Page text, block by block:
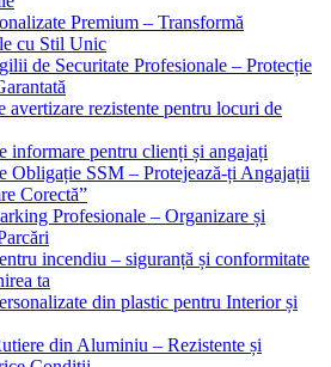
Premium – Transformă
cu Stil Unic
de Securitate Profesionale – Protecție
avertizare rezistente pentru locuri de
informare pentru clienți și angajați
Obligație SSM – Protejează-ți Angajații
Corectă”
Profesionale – Organizare și
incendiu – siguranță și conformitate
ta
din plastic pentru Interior și
din Aluminiu – Rezistente și